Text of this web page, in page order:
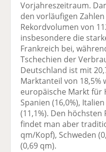
Vorjahreszeitraum.
den vorläufigen
Rekordvolumen von
insbesondere die
Frankreich bei,
Tschechien der
Deutschland ist mit
Marktanteil von
europäische Markt für
Spanien (16,0%),
(11,1%). Den
findet man aber
qm/Kopf), Schweden
(0,69 qm).